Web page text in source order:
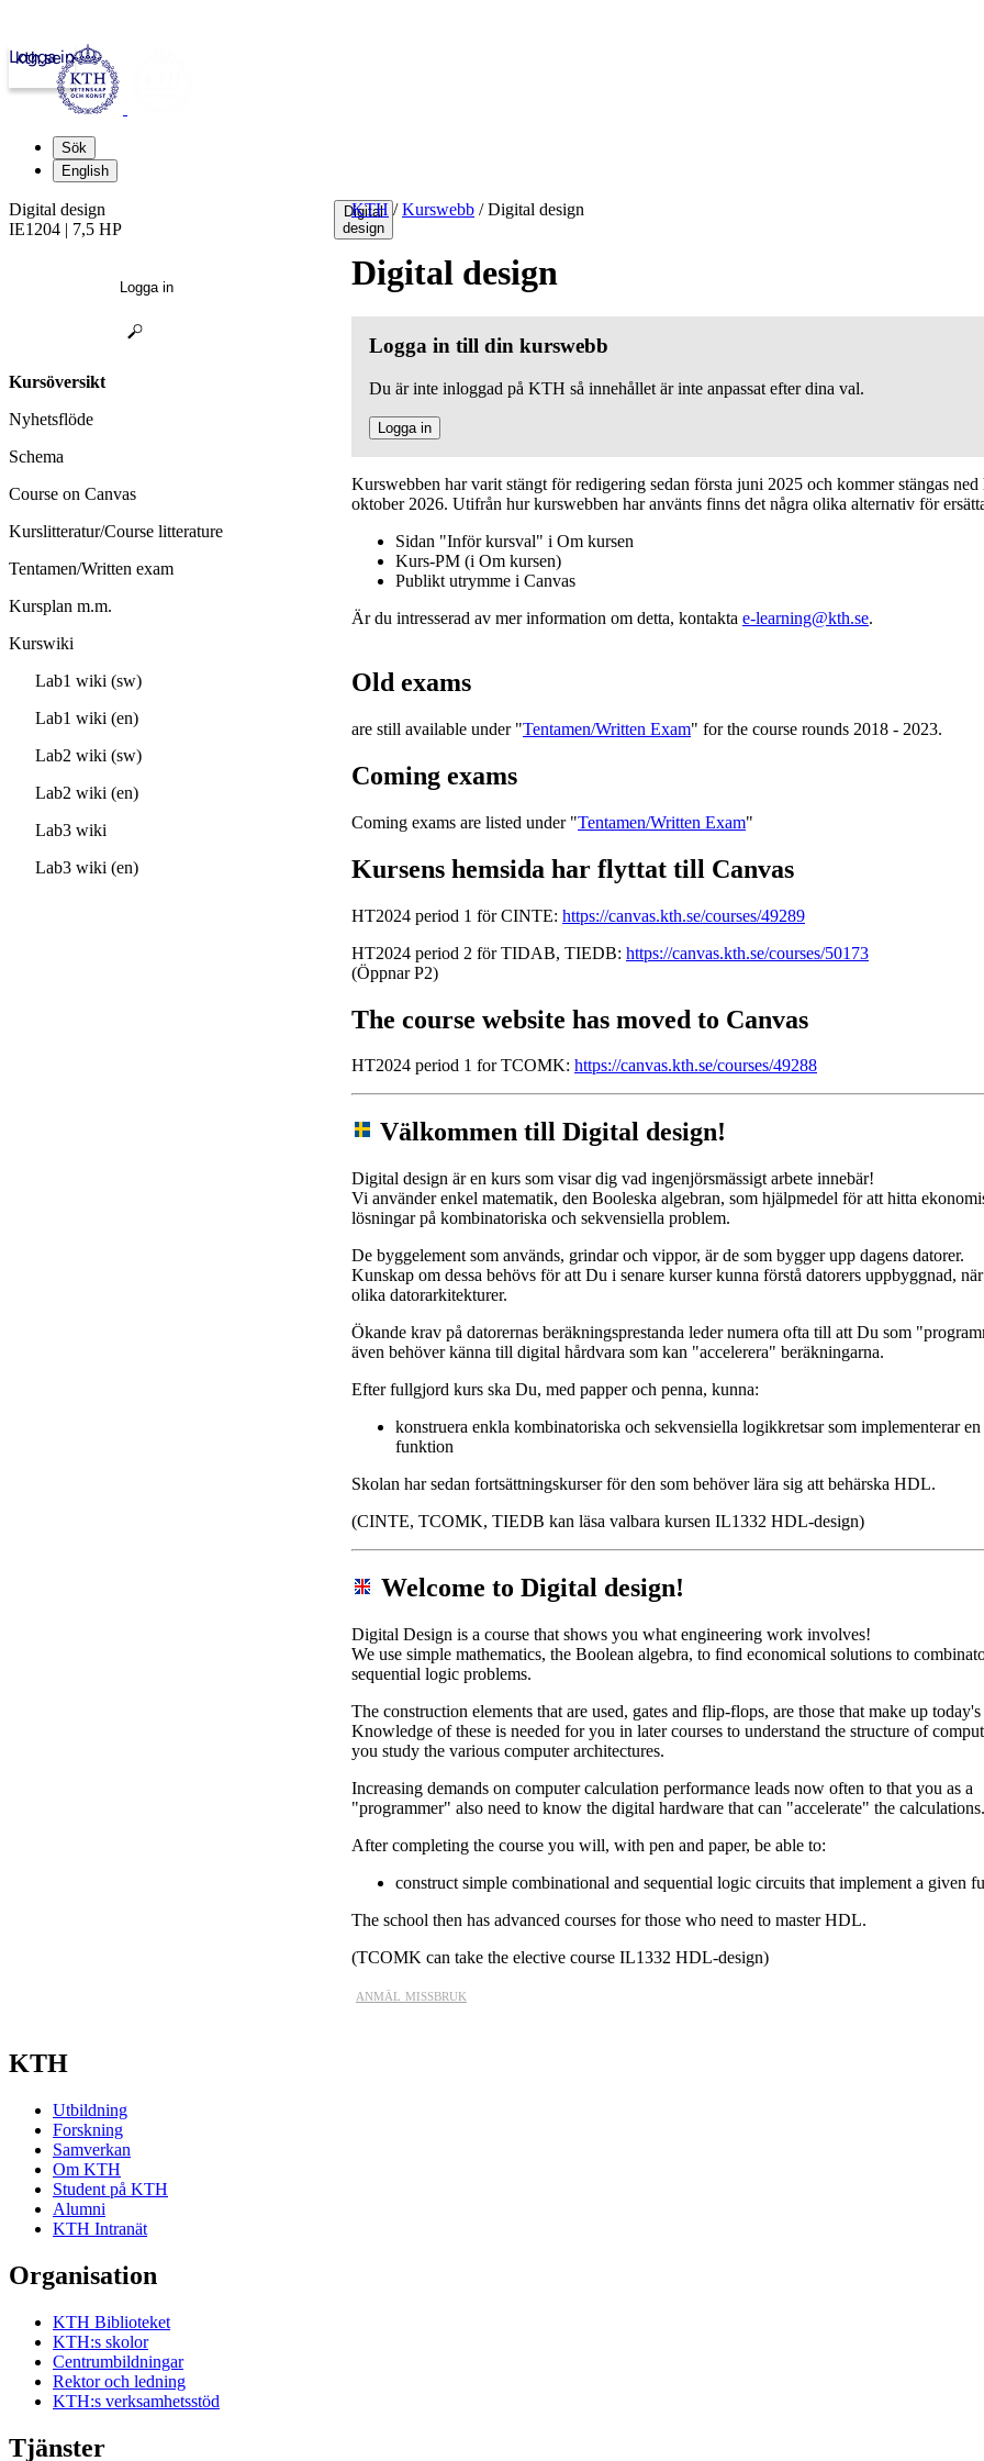
kth.se
Logga in
Sök
English
Digital
design
KTH / Kurswebb /Digital design
Digital design
Logga in till din kurswebb
Du är inte inloggad på KTH så innehållet är inte anpassat efter dina val.
Logga in
Kurswebben har varit stängt för redigering sedan första juni 2025 och kommer stängas ned
oktober 2026. Utifrån hur kurswebben har använts finns det några olika alternativ för
Sidan "Inför kursval" i Om kursen
Kurs-PM (i Om kursen)
Publikt utrymme i Canvas
Är du intresserad av mer information om detta, kontakta e-learning@kth.se.
Old exams
are still available under "Tentamen/Written Exam" for the course rounds 2018 - 2023.
Coming exams
Coming exams are listed under "Tentamen/Written Exam"
Kursens hemsida har flyttat till Canvas
HT2024 period 1 för CINTE: https://canvas.kth.se/courses/49289
HT2024 period 2 för TIDAB, TIEDB: https://canvas.kth.se/courses/50173
(Öppnar P2)
The course website has moved to Canvas
HT2024 period 1 for TCOMK: https://canvas.kth.se/courses/49288
Välkommen till Digital design!
Digital design är en kurs som visar dig vad ingenjörsmässigt arbete innebär!
Vi använder enkel matematik, den Booleska algebran, som hjälpmedel för att hitta
lösningar på kombinatoriska och sekvensiella problem.
De byggelement som används, grindar och vippor, är de som bygger upp dagens datorer.
Kunskap om dessa behövs för att Du i senare kurser kunna förstå datorers uppbyggnad,
olika datorarkitekturer.
Ökande krav på datorernas beräkningsprestanda leder numera ofta till att Du som
även behöver känna till digital hårdvara som kan "accelerera" beräkningarna.
Efter fullgjord kurs ska Du, med papper och penna, kunna:
konstruera enkla kombinatoriska och sekvensiella logikkretsar som implementerar
funktion
Skolan har sedan fortsättningskurser för den som behöver lära sig att behärska HDL.
(CINTE, TCOMK, TIEDB kan läsa valbara kursen IL1332 HDL-design)
Welcome to Digital design!
Digital Design is a course that shows you what engineering work involves!
We use simple mathematics, the Boolean algebra, to find economical solutions to
sequential logic problems.
The construction elements that are used, gates and flip-flops, are those that make up
Knowledge of these is needed for you in later courses to understand the structure of
you study the various computer architectures.
Increasing demands on computer calculation performance leads now often to that you as a
"programmer" also need to know the digital hardware that can "accelerate" the calculations.
After completing the course you will, with pen and paper, be able to:
construct simple combinational and sequential logic circuits that implement a given
The school then has advanced courses for those who need to master HDL.
(TCOMK can take the elective course IL1332 HDL-design)
anmäl missbruk
Digital design
IE1204 | 7,5 HP
Logga in
Kursöversikt
Nyhetsflöde
Schema
Course on Canvas
Kurslitteratur/Course litterature
Tentamen/Written exam
Kursplan m.m.
Kurswiki
Lab1 wiki (sw)
Lab1 wiki (en)
Lab2 wiki (sw)
Lab2 wiki (en)
Lab3 wiki
Lab3 wiki (en)
KTH
Utbildning
Forskning
Samverkan
Om KTH
Student på KTH
Alumni
KTH Intranät
Organisation
KTH Biblioteket
KTH:s skolor
Centrumbildningar
Rektor och ledning
KTH:s verksamhetsstöd
Tjänster